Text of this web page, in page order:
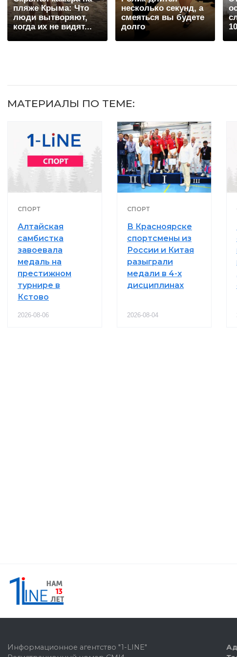
пляже Крыма: Что
люди вытворяют,
когда их не видят...
несколько секунд, а
смеяться вы будете
долго
МАТЕРИАЛЫ ПО ТЕМЕ:
СПОРТ
Алтайская
самбистка
завоевала
медаль на
престижном
турнире в
Кстово
2026-08-06
СПОРТ
В Красноярске
спортсмены из
России и Китая
разыграли
медали в 4-х
дисциплинах
2026-08-04
Информационное агентство "1-LINE"